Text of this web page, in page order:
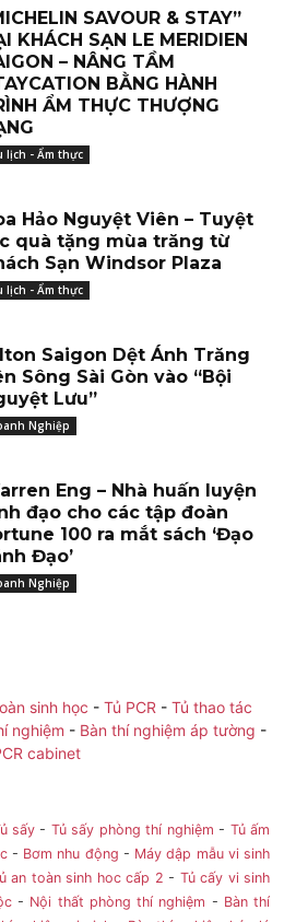
SAVOUR & STAY”
KHÁCH SẠN LE MERIDIEN
– NÂNG TẦM
BẰNG HÀNH
ẨM THỰC THƯỢNG
lịch - Ẩm thực
Hảo Nguyệt Viên – Tuyệt
quà tặng mùa trăng từ
Sạn Windsor Plaza
lịch - Ẩm thực
Saigon Dệt Ánh Trăng
Sông Sài Gòn vào “Bội
Lưu”
Nghiệp
Eng – Nhà huấn luyện
đạo cho các tập đoàn
100 ra mắt sách ‘Đạo
Đạo’
Nghiệp
sinh học - Tủ PCR - Tủ thao tác
nghiệm - Bàn thí nghiệm áp tường -
cabinet
sấy - Tủ sấy phòng thí nghiệm - Tủ ấm
- Bơm nhu động - Máy dập mẫu vi sinh
an toàn sinh hoc cấp 2 - Tủ cấy vi sinh
- Nội thất phòng thí nghiệm - Bàn thí